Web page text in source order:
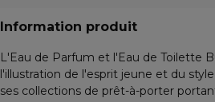
Information produit
L'Eau de Parfum et l'Eau de Toilette
l'illustration de l'esprit jeune et du
ses collections de prêt-à-porter